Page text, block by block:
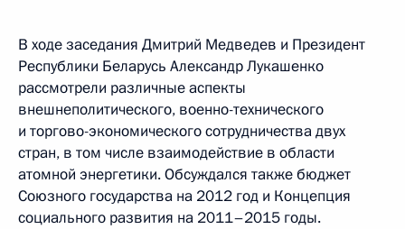
В ходе заседания Дмитрий Медведев и Президент
Республики Беларусь Александр Лукашенко
рассмотрели различные аспекты
внешнеполитического, военно-технического
и торгово-экономического сотрудничества двух
стран, в том числе взаимодействие в области
атомной энергетики. Обсуждался также бюджет
Союзного государства на 2012 год и Концепция
социального развития на 2011–2015 годы.